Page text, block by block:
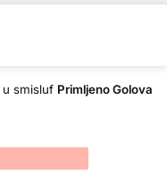
u smisluf Primljeno Golova